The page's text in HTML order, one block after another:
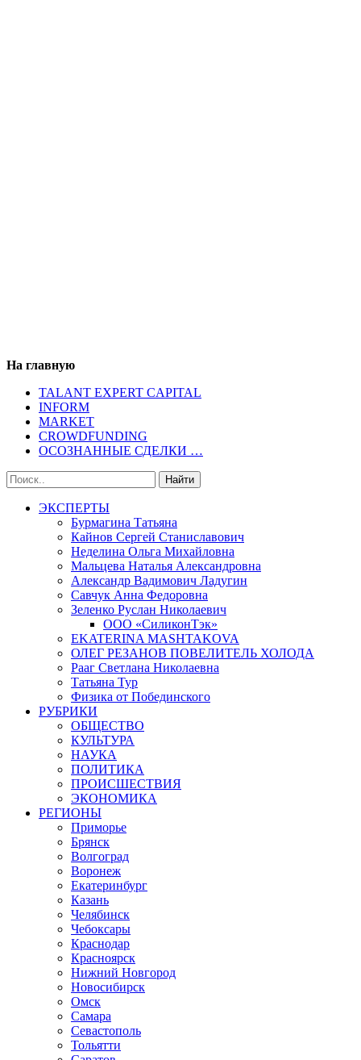
На главную
TALANT EXPERT CAPITAL
INFORM
MARKET
CROWDFUNDING
ОСОЗНАННЫЕ СДЕЛКИ …
ЭКСПЕРТЫ
Бурмагина Татьяна
Кайнов Сергей Станиславович
Неделина Ольга Михайловна
Мальцева Наталья Александровна
Александр Вадимович Ладугин
Савчук Анна Федоровна
Зеленко Руслан Николаевич
ООО «СиликонТэк»
EKATERINA MASHTAKOVA
ОЛЕГ РЕЗАНОВ ПОВЕЛИТЕЛЬ ХОЛОДА
Рааг Светлана Николаевна
Татьяна Тур
Физика от Побединского
РУБРИКИ
ОБЩЕСТВО
КУЛЬТУРА
НАУКА
ПОЛИТИКА
ПРОИСШЕСТВИЯ
ЭКОНОМИКА
РЕГИОНЫ
Приморье
Брянск
Волгоград
Воронеж
Екатеринбург
Казань
Челябинск
Чебоксары
Краснодар
Красноярск
Нижний Новгород
Новосибирск
Омск
Самара
Севастополь
Тольятти